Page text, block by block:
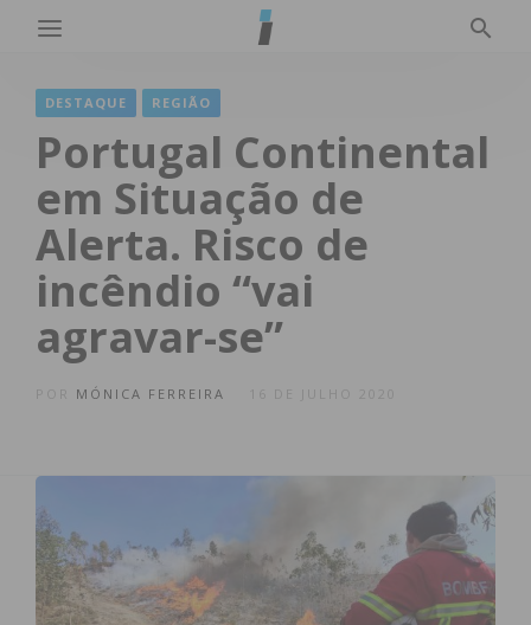
DESTAQUE REGIÃO
Portugal Continental
em Situação de
Alerta. Risco de
incêndio “vai
agravar-se”
MÓNICA FERREIRA